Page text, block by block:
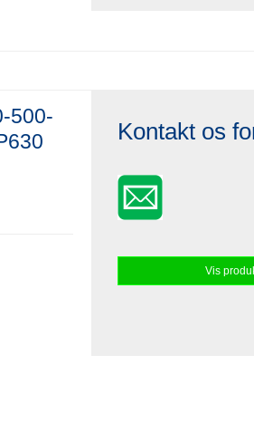
500-
Kontakt os
Vis